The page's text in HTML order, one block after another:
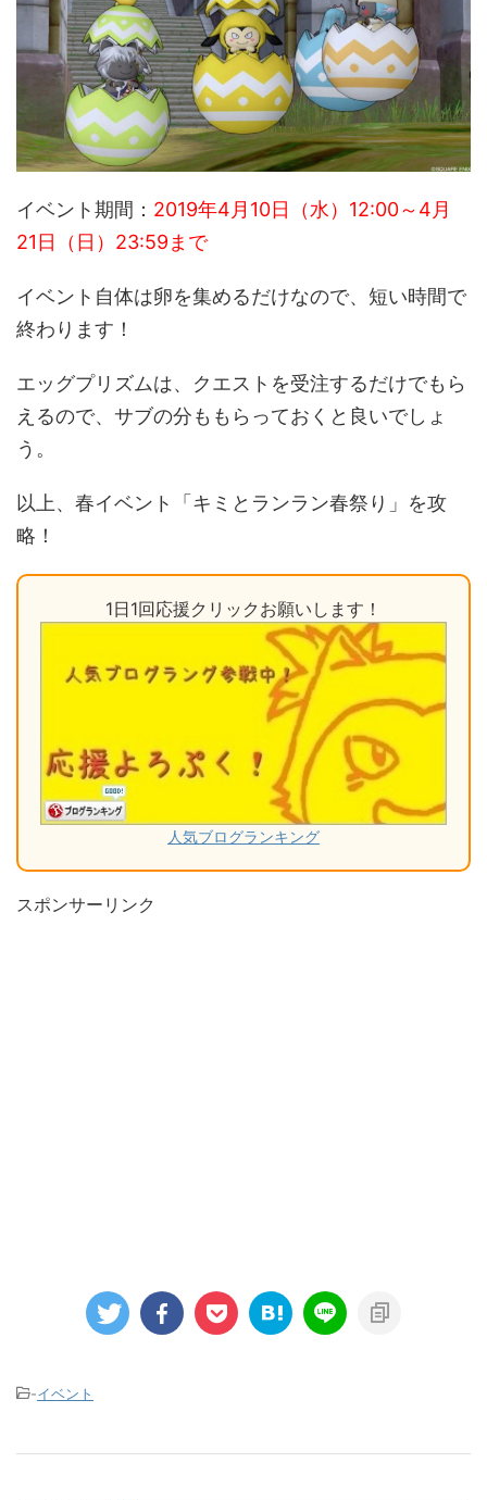
イベント期間： 2019年4月10日（水）12:00～4月
21日（日）23:59まで
イベント自体は卵を集めるだけなので、短い時間で
終わります！
エッグプリズムは、クエストを受注するだけでもら
えるので、サブの分ももらっておくと良いでしょ
う。
以上、春イベント「キミとランラン春祭り」を攻
略！
1日1回応援クリックお願いします！
人気ブログランキング
スポンサーリンク
-イベント